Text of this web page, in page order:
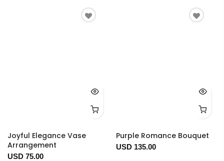
Joyful Elegance Vase
Arrangement
USD 75.00
Purple Romance Bouquet
USD 135.00